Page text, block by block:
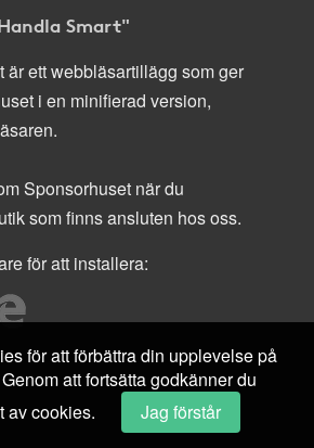
Smart"
är ett webbläsartillägg som ger
i en minifierad version,
Sponsorhuset när du
som finns ansluten hos oss.
för att installera:
för att förbättra din upplevelse på
att fortsätta godkänner du
av cookies.
Jag förstår